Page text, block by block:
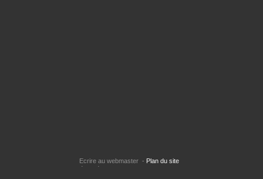
Ecrire au webmaster - Plan du site
réservés